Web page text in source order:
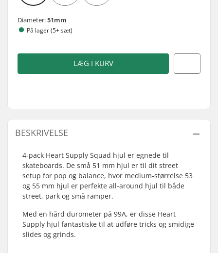
Diameter:51mm
På lager (5+ sæt)
LÆG I KURV
BESKRIVELSE
4-pack Heart Supply Squad hjul er egnede til
skateboards. De små 51 mm hjul er til dit street
setup for pop og balance, hvor medium-størrelse 53
og 55 mm hjul er perfekte all-around hjul til både
street, park og små ramper.
Med en hård durometer på 99A, er disse Heart
Supply hjul fantastiske til at udføre tricks og smidige
slides og grinds.